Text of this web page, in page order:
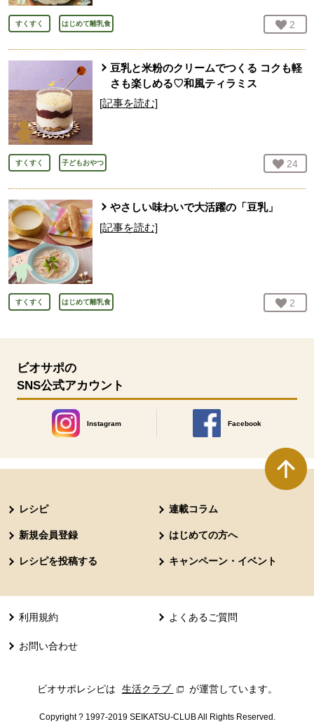
すくすく はじめて離乳食 お気
2
豆乳と米粉のクリームでつくる コクも軽
さも楽しめる♡和風ティラミス
[記事を読む]
すくすく 子どもおやつ お気
24
やさしい味わいで大活躍の「豆乳」
[記事を読む]
すくすく はじめて離乳食 お気
2
ビオサポの
SNS公式アカウント
Instagram
別のウィンドウで開きます。
Facebook
別のウィンドウで開きます
レシピ 連載コラム
新規会員登録 はじめての方へ
レシピを投稿する キャンペーン・イベント
利用規約 よくあるご質問
お問い合わせ
ビオサポレシピは 生活クラブ 別のウィンドウで開きます。
が運営しています。
Copyright ? 1997-2019 SEIKATSU-CLUB All Rights Reserved.